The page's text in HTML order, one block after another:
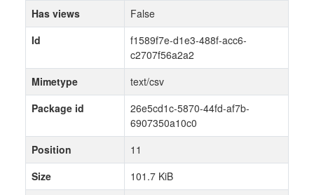
Has views
False
Id
f1589f7e-d1e3-488f-acc6-
c2707f56a2a2
Mimetype
text/csv
Package id
26e5cd1c-5870-44fd-af7b-
6907350a10c0
Position
11
Size
101.7 KiB